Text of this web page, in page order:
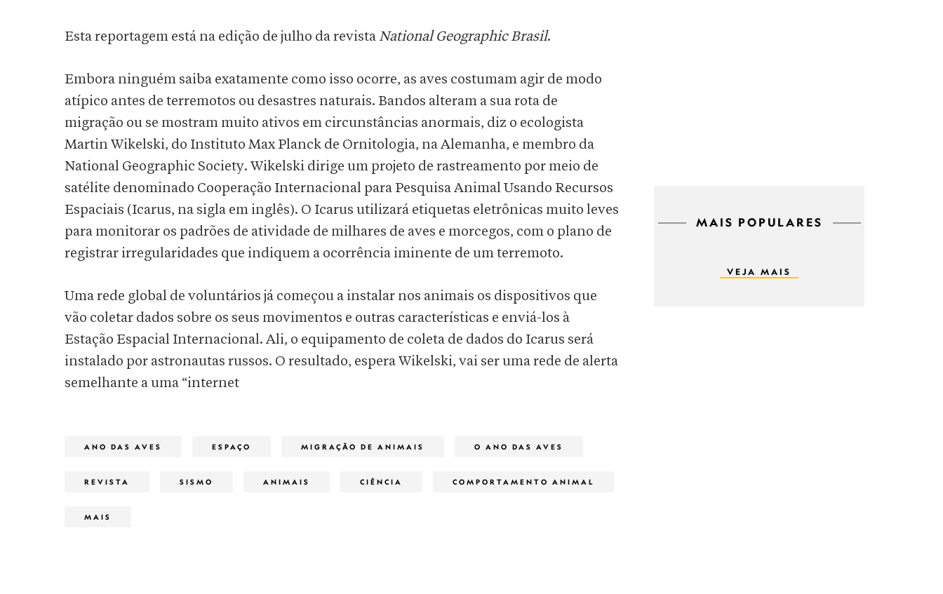
Esta reportagem está na edição de julho da revistaNational Geographic Brasil.
Embora ninguém saiba exatamente como isso ocorre, as aves costumam agir de modo
atípico antes de terremotos ou desastres naturais. Bandos alteram a sua rota de
migração ou se mostram muito ativos em circunstâncias anormais, diz o ecologista
Martin Wikelski, do Instituto Max Planck de Ornitologia, na Alemanha, e membro da
National Geographic Society. Wikelski dirige um projeto de rastreamento por meio de
satélite denominado Cooperação Internacional para Pesquisa Animal Usando Recursos
Espaciais (Icarus, na sigla em inglês). O Icarus utilizará etiquetas eletrônicas muito leves
para monitorar os padrões de atividade de milhares de aves e morcegos, com o plano de
registrar irregularidades que indiquem a ocorrência iminente de um terremoto.
Uma rede global de voluntários já começou a instalar nos animais os dispositivos que
vão coletar dados sobre os seus movimentos e outras características e enviá-los à
Estação Espacial Internacional. Ali, o equipamento de coleta de dados do Icarus será
instalado por astronautas russos. O resultado, espera Wikelski, vai ser uma rede de alerta
semelhante a uma “internet
MAIS POPULARES
VEJA MAIS
ANO DAS AVES ESPAÇO MIGRAÇÃO DE ANIMAIS O ANO DAS AVES
REVISTA SISMO ANIMAIS CIÊNCIA COMPORTAMENTO ANIMAL
MAIS